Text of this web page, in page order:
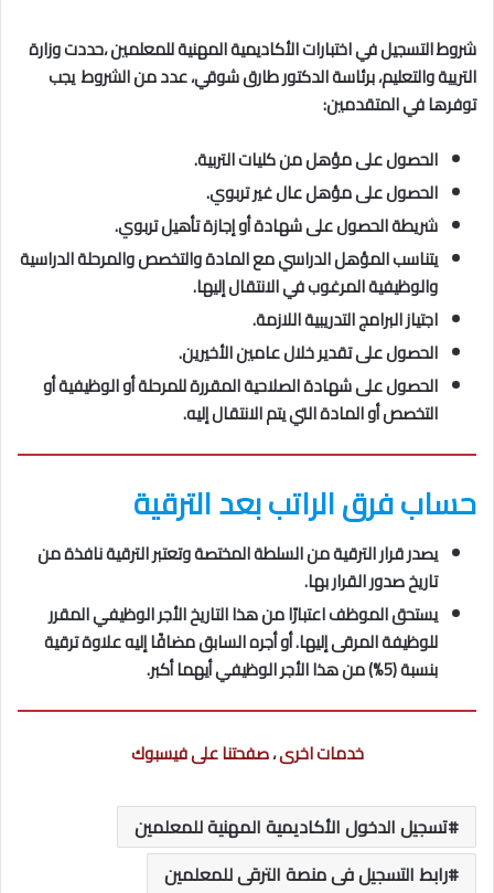
شروط التسجيل في اختبارات الأكاديمية المهنية للمعلمين ،حددت وزارة
التريية والتعليم، برئاسة الدكتور طارق شوقي، عدد من الشروط يجب
توفرها في المتقدمين:
الحصول على مؤهل من كليات التربية.
الحصول على مؤهل عال غير تربوي.
شريطة الحصول على شهادة أو إجازة تأهيل تربوي.
يتناسب المؤهل الدراسي مع المادة والتخصص والمرحلة الدراسية
والوظيفية المرغوب في الانتقال إليها.
اجتياز البرامج التدريبية اللازمة.
الحصول على تقدير خلال عامين الأخيرين.
الحصول على شهادة الصلاحية المقررة للمرحلة أو الوظيفية أو
التخصص أو المادة التي يتم الانتقال إليه.
حساب فرق الراتب بعد الترقية
يصدر قرار الترقية من السلطة المختصة وتعتبر الترقية نافذة من
تاريخ صدور القرار بها.
يستحق الموظف اعتبارًا من هذا التاريخ الأجر الوظيفي المقرر
للوظيفة المرقى إليها. أو أجره السابق مضافًا إليه علاوة ترقية
بنسبة (5%) من هذا الأجر الوظيفي أيهما أكبر.
خدمات اخرى،صفحتنا على فيسبوك
تسجيل الدخول الأكاديمية المهنية للمعلمين
رابط التسجيل فى منصة الترقى للمعلمين